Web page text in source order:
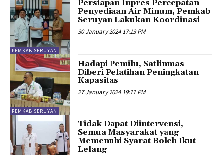
PEMKAB SERUYAN
Persiapan Inpres Percepatan
Penyediaan Air Minum, Pemkab
Seruyan Lakukan Koordinasi
30 January 2024 17:13 PM
PEMKAB SERUYAN
Hadapi Pemilu, Satlinmas
Diberi Pelatihan Peningkatan
Kapasitas
27 January 2024 19:11 PM
Tidak Dapat Diintervensi,
Semua Masyarakat yang
Memenuhi Syarat Boleh Ikut
Lelang